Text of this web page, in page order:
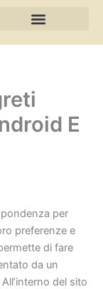
E
per
preferenze e
di fare
da un
del sito